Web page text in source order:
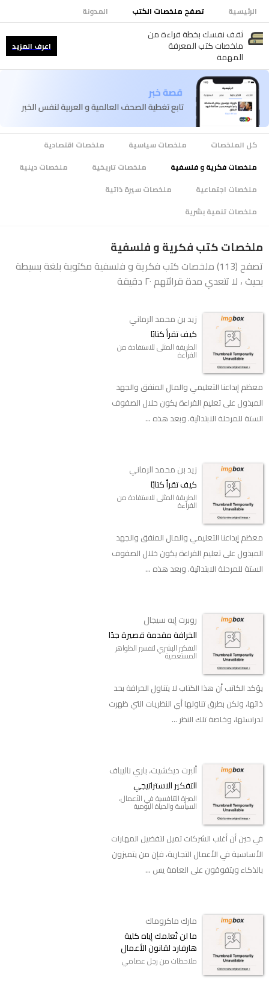
الرئيسية تصفح ملخصات الكتب المدونة
ثقف نفسك بخطة قراءة من
ملخصات كتب المعرفة
المهمة
اعرف المزيد
كل الملخصات ملخصات سياسية
ملخصات اقتصادية
ملخصات فكرية و فلسفية
ملخصات تاريخية
ملخصات دينية
ملخصات اجتماعية
ملخصات سيرة ذاتية
ملخصات تنمية بشرية
ملخصات كتب فكرية و فلسفية
تصفح (113) ملخصات كتب فكرية و فلسفية مكتوبة بلغة بسيطة
بحيث ، لا تتعدي مدة قرائتهم ٢٠ دقيقة
زيد بن محمد الرماني
كيف تقرأ كتابًا
الطريقة المثلى للاستفادة من
القراءة
معظم إبداعنا التعليمي والمال المنفق والجهد
المبذول على تعليم القراءة يكون خلال الصفوف
الستة للمرحلة الابتدائية. وبعد هذه ...
زيد بن محمد الرماني
كيف تقرأ كتابًا
الطريقة المثلى للاستفادة من
القراءة
معظم إبداعنا التعليمي والمال المنفق والجهد
المبذول على تعليم القراءة يكون خلال الصفوف
الستة للمرحلة الابتدائية. وبعد هذه ...
روبرت إيه سيجال
الخرافة مقدمة قصيرة جدًا
التفكير البشري لتفسير الظواهر
المستعصية
يؤكد الكاتب أن هذا الكتاب لا يتناول الخرافة بحد
ذاتها، ولكن بطرق تناولها أي النظريات التي ظهرت
لدراستها، وخاصة تلك النظر ...
ألبرت ديكشيت، باري ناليباف
‬التفكير الاستراتيجي
الميزة التنافسية في الأعمال،
السياسة والحياة اليومية
‬في حين أن أغلب الشركات تميل لتفضيل المهارات
الأساسية في الأعمال التجارية، فإن من يتميزون
بالذكاء ويتفوقون على العامة يس ...
مارك ماكروماك
ما لن تُعلمك إياه كلية
هارفارد لقانون الأعمال
ملاحظات من رجل عصامي